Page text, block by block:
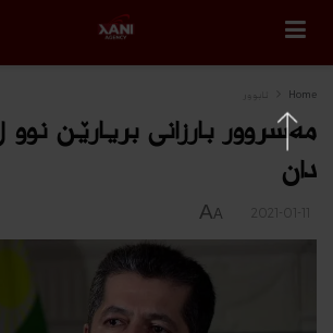
Home ئابوور
مه‌سروور بارزانى بریارێن
دان
A
A